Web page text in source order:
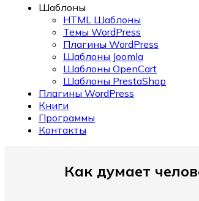
Шаблоны
HTML Шаблоны
Темы WordPress
Плагины WordPress
Шаблоны Joomla
Шаблоны OpenCart
Шаблоны PrestaShop
Плагины WordPress
Книги
Программы
Контакты
Как думает